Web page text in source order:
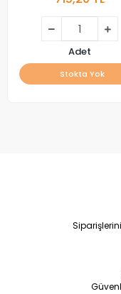
Adet
Stokta Yok